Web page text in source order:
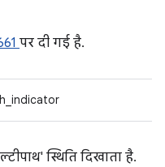
पर दी गई है.
स्थिति दिखाता है.